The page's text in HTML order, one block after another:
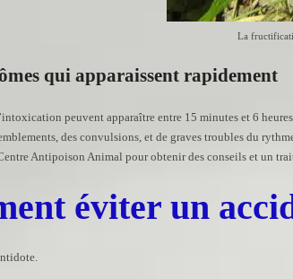
La
qui apparaissent rapidement
peuvent apparaître entre 15 minutes et 6
des convulsions, et de graves troubles du
Antipoison Animal pour obtenir des conseils et un
éviter un